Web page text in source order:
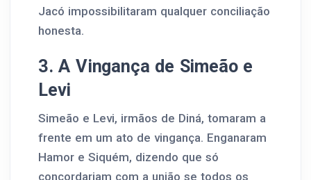
Jacó impossibilitaram qualquer conciliação
honesta.
3. A Vingança de Simeão e
Levi
Simeão e Levi, irmãos de Diná, tomaram a
frente em um ato de vingança. Enganaram
Hamor e Siquém, dizendo que só
concordariam com a união se todos os